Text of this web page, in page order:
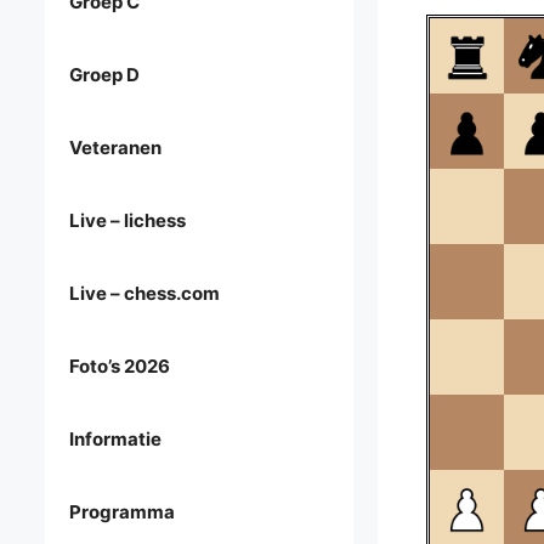
Groep D
Veteranen
Live – lichess
Live – chess.com
Foto’s 2026
Informatie
Programma